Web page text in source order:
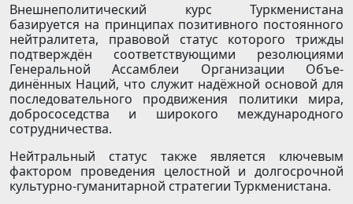
Внешнеполитический курс Туркменистана
базируется на принципах позитивного постоянного
нейтралитета, правовой статус которого трижды
подтверждён соответствующими резолюциями
Генеральной Ассамб­леи Организации Объе­
динённых Наций, что служит надёжной основой для
последовательного продвижения политики мира,
добрососедства и широкого ­международного
сотрудничества.
Нейтральный статус также является ключевым
фактором проведения целостной и долгосрочной
культурно-гуманитарной стратегии Туркменистана.